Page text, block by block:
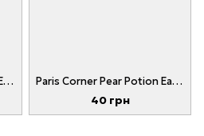
Paris Corner Bayn Al Asrar Eau de Parfum 1 ml Paris Corner Pear Potion Eau de Parfum 1 ml
40 грн